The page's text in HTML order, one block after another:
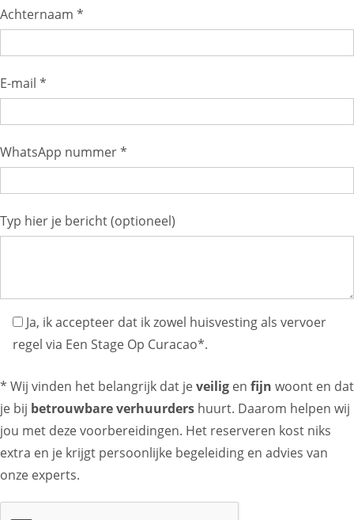
Achternaam *
E-mail *
WhatsApp nummer *
Typ hier je bericht (optioneel)
Ja, ik accepteer dat ik zowel huisvesting als vervoer
regel via Een Stage Op Curacao*.
* Wij vinden het belangrijk dat jeveilig en fijn woont en dat
je bij betrouwbare verhuurders huurt. Daarom helpen wij
jou met deze voorbereidingen. Het reserveren kost niks
extra en je krijgt persoonlijke begeleiding en advies van
onze experts.